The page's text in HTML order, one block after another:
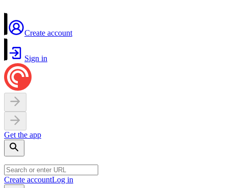
Create account
Sign in
Get the app
Create accountLog in